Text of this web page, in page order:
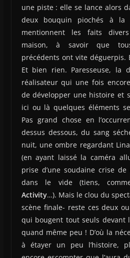
une piste : elle se lance alors
deux bouquin piochés à la
mentionnent les faits
maison, à savoir que
précédents ont vite déguerpis.
Et bien rien. Paresseuse, la
réalisateur qui une fois
de développer une histoire et
ici ou là quelques éléments
Pas grand chose en
dessus dessous, du sang
nuit, une ombre regardant
(en ayant laissé la caméra
prise d’une soudaine crise
dans le vide (tiens,
Activity…). Mais le clou du
scène finale- reste ces deux
qui bougent tout seuls devant
quand même peu ! D’où la
à étayer un peu l’histoire,